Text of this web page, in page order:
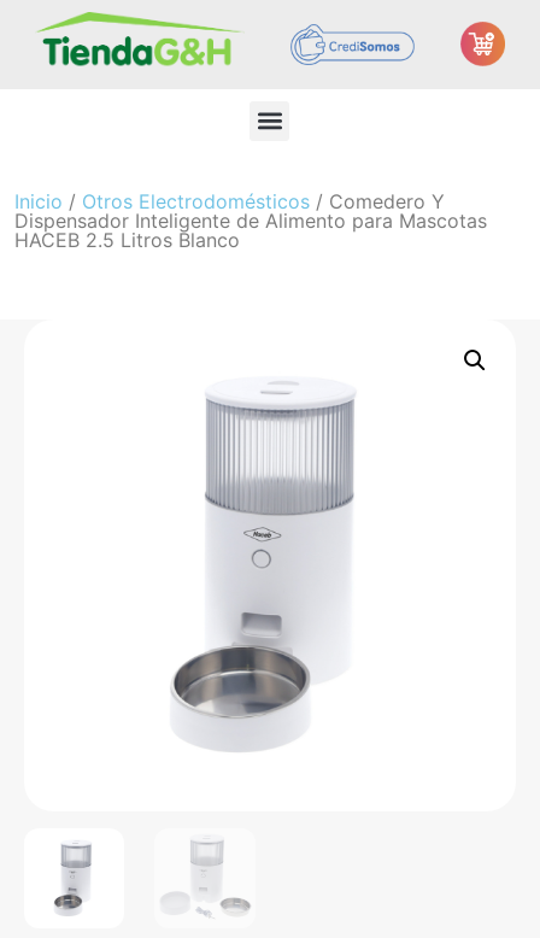
Inicio / Otros Electrodomésticos / Comedero Y
Dispensador Inteligente de Alimento para Mascotas
HACEB 2.5 Litros Blanco